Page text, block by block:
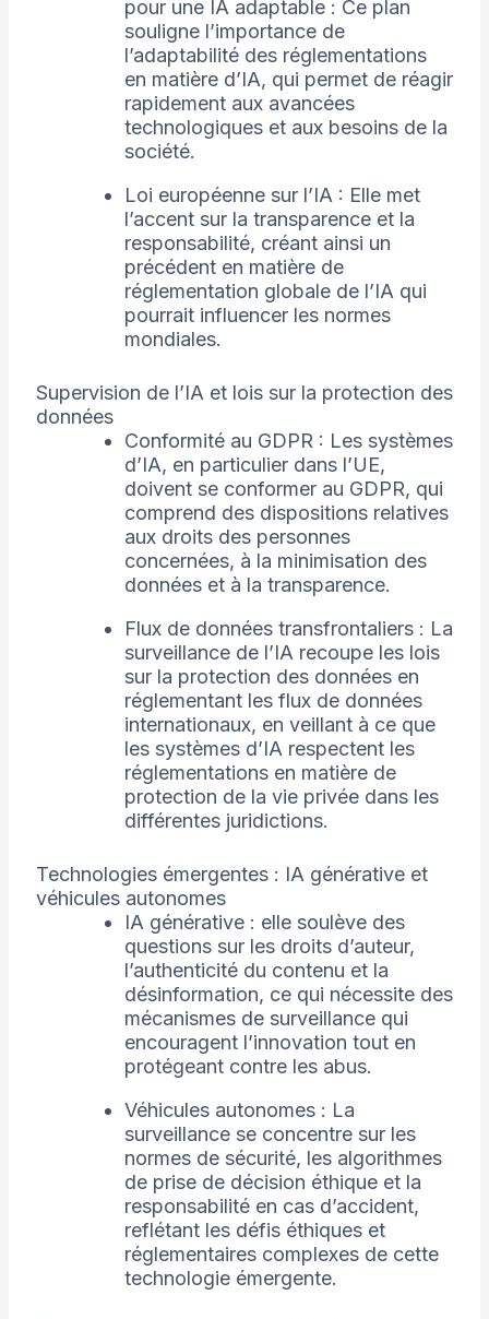
pour une IA adaptable : Ce plan
souligne l’importance de
l’adaptabilité des réglementations
en matière d’IA, qui permet de réagir
rapidement aux avancées
technologiques et aux besoins de la
société.
Loi européenne sur l’IA : Elle met
l’accent sur la transparence et la
responsabilité, créant ainsi un
précédent en matière de
réglementation globale de l’IA qui
pourrait influencer les normes
mondiales.
Supervision de l’IA et lois sur la protection des
données
Conformité au GDPR : Les systèmes
d’IA, en particulier dans l’UE,
doivent se conformer au GDPR, qui
comprend des dispositions relatives
aux droits des personnes
concernées, à la minimisation des
données et à la transparence.
Flux de données transfrontaliers : La
surveillance de l’IA recoupe les lois
sur la protection des données en
réglementant les flux de données
internationaux, en veillant à ce que
les systèmes d’IA respectent les
réglementations en matière de
protection de la vie privée dans les
différentes juridictions.
Technologies émergentes : IA générative et
véhicules autonomes
IA générative : elle soulève des
questions sur les droits d’auteur,
l’authenticité du contenu et la
désinformation, ce qui nécessite des
mécanismes de surveillance qui
encouragent l’innovation tout en
protégeant contre les abus.
Véhicules autonomes : La
surveillance se concentre sur les
normes de sécurité, les algorithmes
de prise de décision éthique et la
responsabilité en cas d’accident,
reflétant les défis éthiques et
réglementaires complexes de cette
technologie émergente.